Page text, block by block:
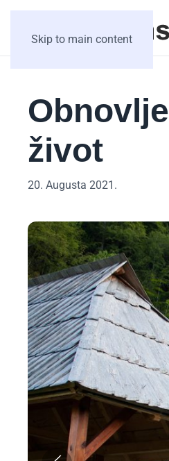
Skip to main content
život
20. Augusta 2021.